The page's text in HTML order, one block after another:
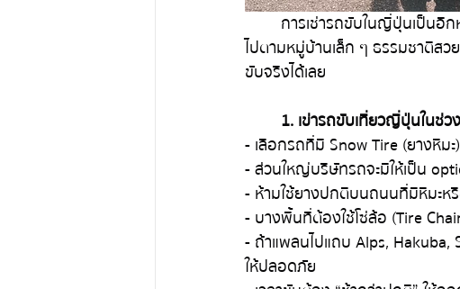
การเช่ารถขับในญี่ปุ่นเป็นอี
ไปตามหมู่บ้านเล็ก ๆ ธรรมชาติส
ขับจริงได้เลย
1. เข่ารถขับเที่ยวญี่ปุ่นในช่
- เลือกรถที่มี Snow Tire (ยางหิม
- ส่วนใหญ่บริษัทรถจะมีให้เป็น
- ห้ามใช้ยางปกติบนถนนที่มีหิมะห
- บางพื้นที่ต้องใช้โซ่ล้อ (Tire
- ถ้าแพลนไปแถบ Alps, Hakuba,
ให้ปลอดภัย